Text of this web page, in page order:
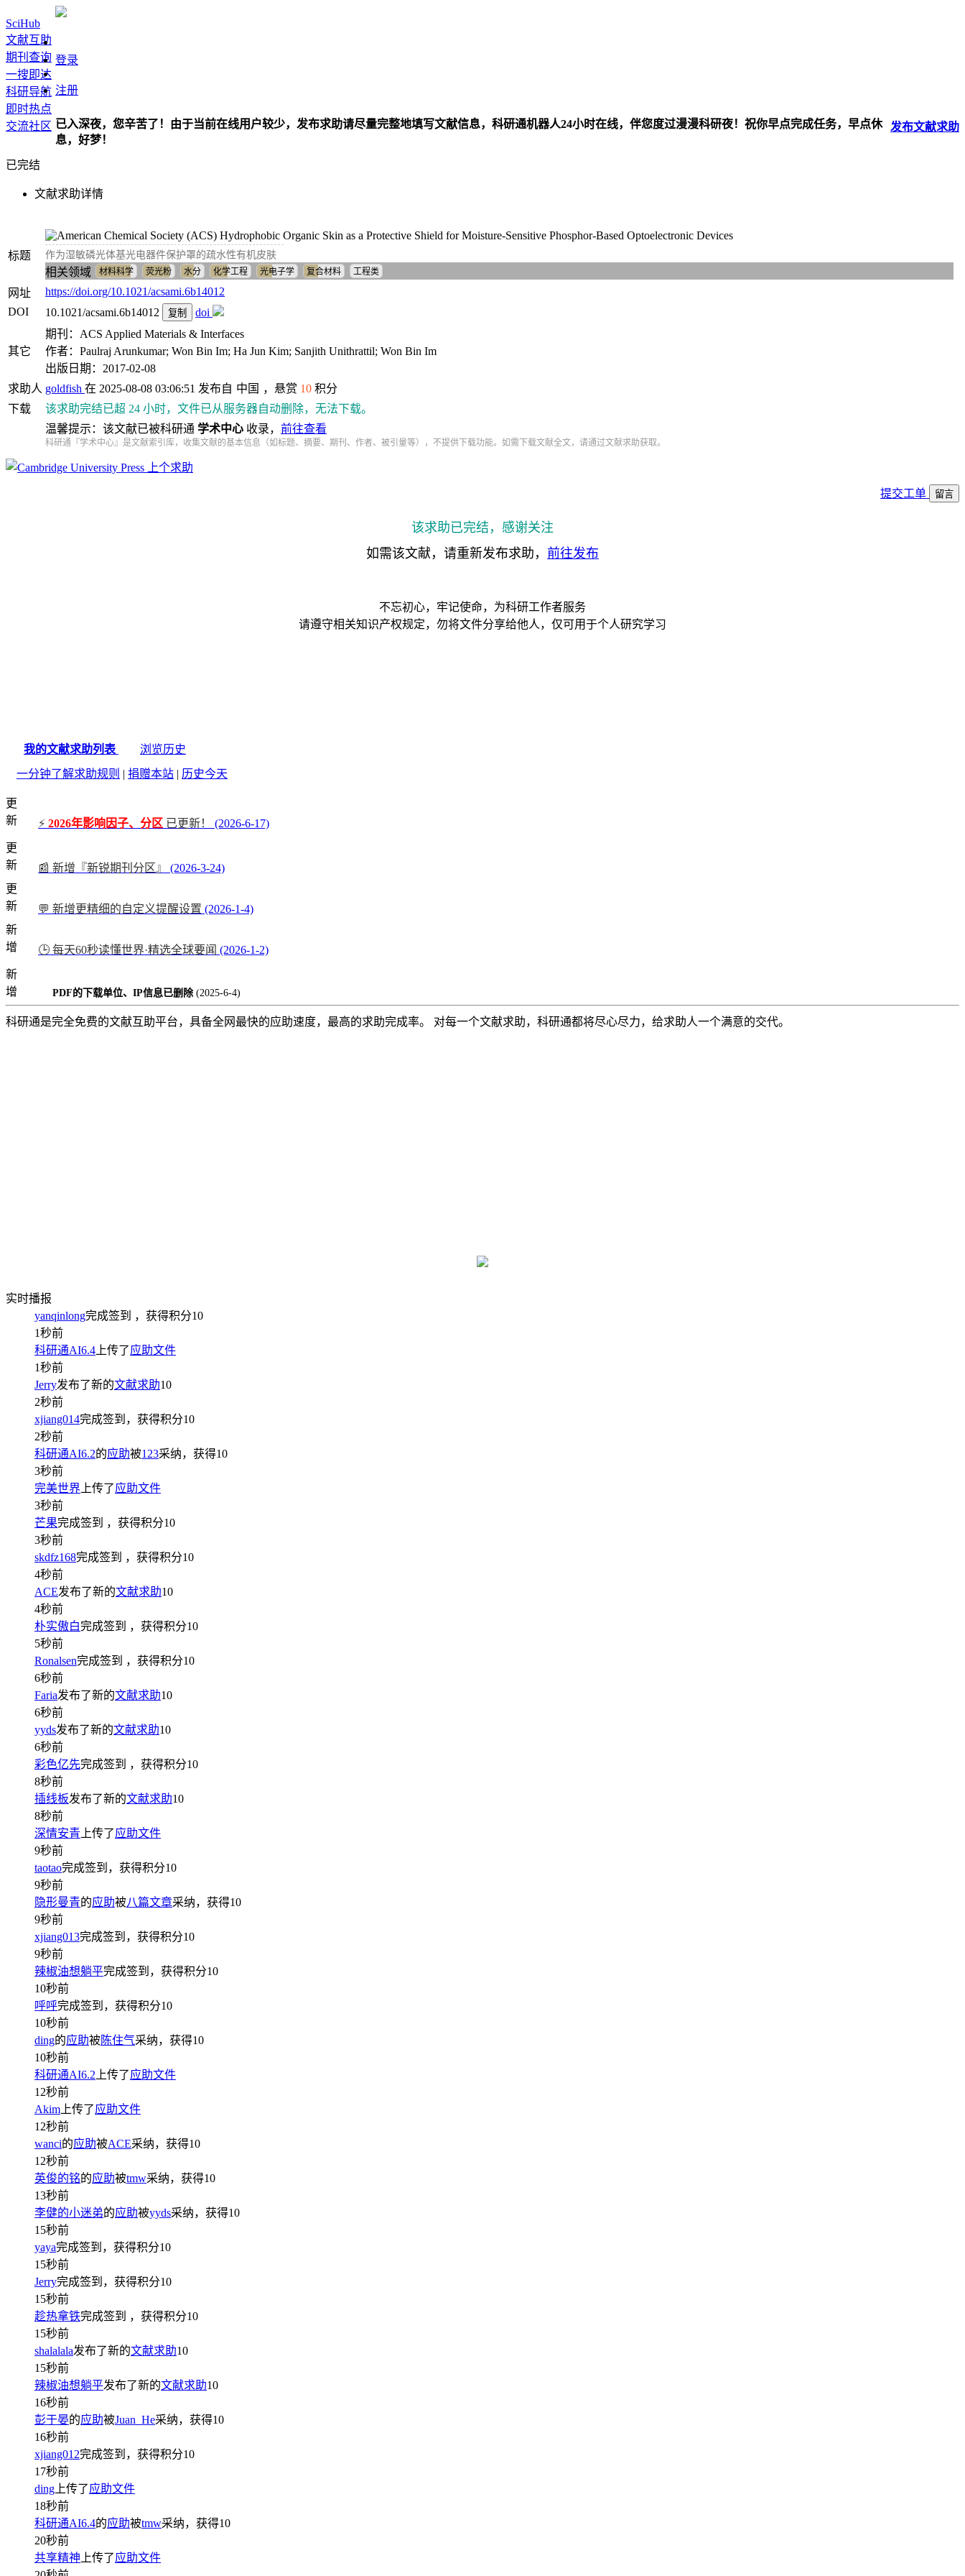
SciHub
文献互助
期刊查询
一搜即达
科研导航
即时热点
交流社区
登录
注册
发布文献求助
已入深夜，您辛苦了！由于当前在线用户较少，发布求助请尽量完整地填写文献信息，科研通机器人24小时在线，伴您度过漫漫科研夜！祝你早点完成任务，早点休
息，好梦！
已完结
文献求助详情
标题
Hydrophobic Organic Skin as a Protective Shield for Moisture-Sensitive Phosphor-Based Optoelectronic Devices
作为湿敏磷光体基光电器件保护罩的疏水性有机皮肤
相关领域 材料科学 荧光粉 水分 化学工程 光电子学 复合材料 工程类
网址
https://doi.org/10.1021/acsami.6b14012
DOI
10.1021/acsami.6b14012 复制 doi
其它
期刊：ACS Applied Materials & Interfaces
作者：Paulraj Arunkumar; Won Bin Im; Ha Jun Kim; Sanjith Unithrattil; Won Bin Im
出版日期：2017-02-08
求助人 goldfish 在 2025-08-08 03:06:51 发布自 中国 ，悬赏 10 积分
下载
该求助完结已超 24 小时，文件已从服务器自动删除，无法下载。
温馨提示：该文献已被科研通 学术中心 收录， 前往查看
科研通『学术中心』是文献索引库，收集文献的基本信息（如标题、摘要、期刊、作者、被引量等），不提供下载功能。如需下载文献全文，请通过文献求助获取。
上个求助
提交工单 留言
该求助已完结，感谢关注
如需该文献，请重新发布求助， 前往发布
不忘初心，牢记使命，为科研工作者服务
请遵守相关知识产权规定，勿将文件分享给他人，仅可用于个人研究学习
我的文献求助列表
浏览历史
一分钟了解求助规则 | 捐赠本站 | 历史今天
更
新
⚡ 2026年影响因子、分区 已更新！
(2026-6-17)
更
新
📰 新增『新锐期刊分区』
(2026-3-24)
更
新
💬 新增更精细的自定义提醒设置 (2026-1-4)
新
增
🕒 每天60秒读懂世界·精选全球要闻 (2026-1-2)
新
增
PDF的下载单位、IP信息已删除 (2025-6-4)
科研通是完全免费的文献互助平台，具备全网最快的应助速度，最高的求助完成率。 对每一个文献求助，科研通都将尽心尽力，给求助人一个满意的交代。
实时播报
yanqinlong完成签到 ，获得积分10
1秒前
科研通AI6.4 上传了应助文件
1秒前
Jerry发布了新的文献求助10
2秒前
xjiang014完成签到，获得积分10
2秒前
科研通AI6.2的应助被123采纳，获得10
3秒前
完美世界 上传了应助文件
3秒前
芒果完成签到 ，获得积分10
3秒前
skdfz168完成签到 ，获得积分10
4秒前
ACE发布了新的文献求助10
4秒前
朴实傲白完成签到 ，获得积分10
5秒前
Ronalsen完成签到 ，获得积分10
6秒前
Faria发布了新的文献求助10
6秒前
yyds发布了新的文献求助10
6秒前
彩色亿先完成签到 ，获得积分10
8秒前
插线板发布了新的文献求助10
8秒前
深情安青 上传了应助文件
9秒前
taotao完成签到，获得积分10
9秒前
隐形曼青的应助被八篇文章采纳，获得10
9秒前
xjiang013完成签到，获得积分10
9秒前
辣椒油想躺平完成签到，获得积分10
10秒前
呼呼完成签到，获得积分10
10秒前
ding的应助被陈住气采纳，获得10
10秒前
科研通AI6.2 上传了应助文件
12秒前
Akim 上传了应助文件
12秒前
wanci的应助被ACE采纳，获得10
12秒前
英俊的铭的应助被tmw采纳，获得10
13秒前
李健的小迷弟的应助被yyds采纳，获得10
15秒前
yaya完成签到，获得积分10
15秒前
Jerry完成签到，获得积分10
15秒前
趁热拿铁完成签到 ，获得积分10
15秒前
shalalala发布了新的文献求助10
15秒前
辣椒油想躺平发布了新的文献求助10
16秒前
彭于晏的应助被Juan_He采纳，获得10
16秒前
xjiang012完成签到，获得积分10
17秒前
ding 上传了应助文件
18秒前
科研通AI6.4的应助被tmw采纳，获得10
20秒前
共享精神 上传了应助文件